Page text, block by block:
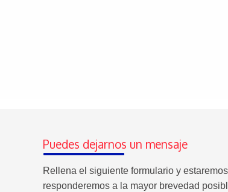
Puedes dejarnos un mensaje
Rellena el siguiente formulario y
responderemos a la mayor brevedad